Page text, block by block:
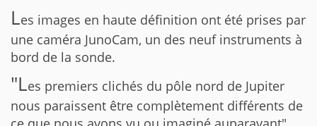
Les images en haute définition ont été prises par
une caméra JunoCam, un des neuf instruments à
bord de la sonde.
"Les premiers clichés du pôle nord de Jupiter
nous paraissent être complètement différents de